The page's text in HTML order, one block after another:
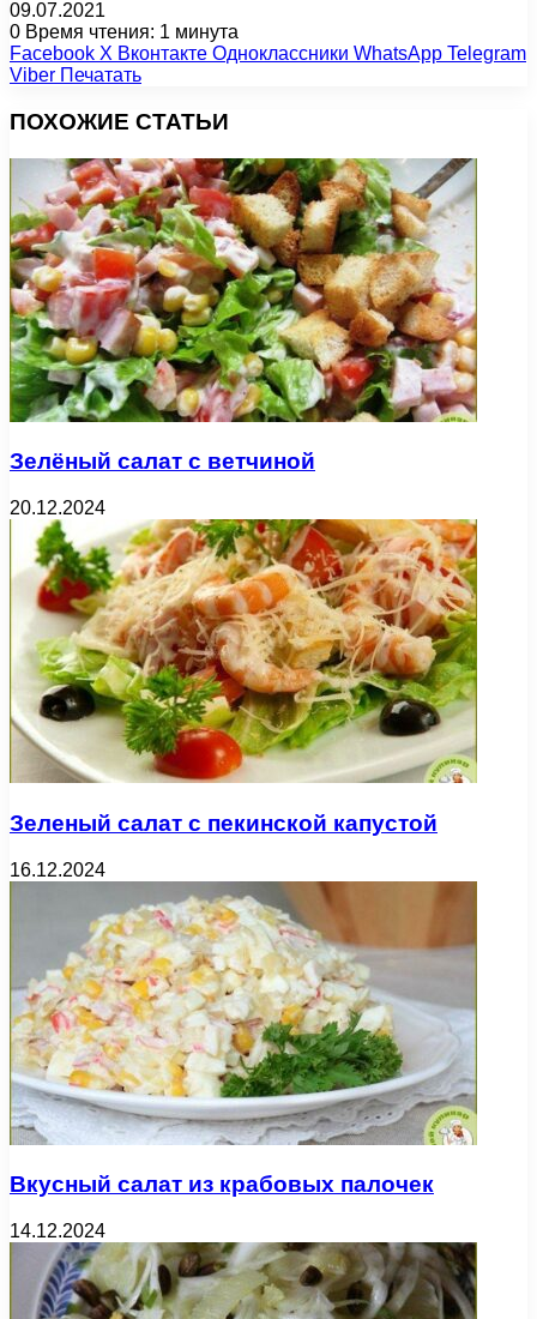
09.07.2021
0 Время чтения: 1 минута
Facebook X Вконтакте Одноклассники WhatsApp Telegram
Viber Печатать
ПОХОЖИЕ СТАТЬИ
Зелёный салат с ветчиной
20.12.2024
Зеленый салат с пекинской капустой
16.12.2024
Вкусный салат из крабовых палочек
14.12.2024